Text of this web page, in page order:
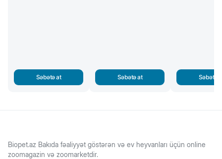
Səbətə at Səbətə at Səbətə
Biopet.az Bakıda fəaliyyət göstərən və ev heyvanları üçün online
zoomagazin və zoomarketdir.